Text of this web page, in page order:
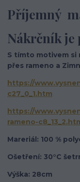
Příjemný
Nákrčník je
S tímto motivem si
přes rameno a
https://
c27_0_1.htm
https://
rameno-
Mareriál: 100 %
Ošetření: 30°C
Výška: 28cm